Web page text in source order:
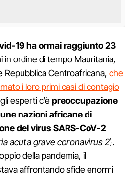
19 ha ormai raggiunto 23
in ordine di tempo Mauritania,
Repubblica Centroafricana, che
i loro primi casi di contagio
esperti c’èpreoccupazione
nazioni africane di
del virus SARS-CoV-2
acuta grave coronavirus 2).
della pandemia, il
affrontando sfide enormi